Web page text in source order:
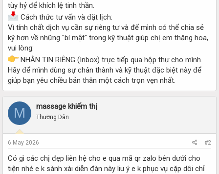
tùy hỷ để khích lệ tinh thần.
Cách thức tư vấn và đặt lịch:
Vì tính chất dịch vụ cần sự riêng tư và để mình có thể chia sẻ
kỹ hơn về những "bí mật" trong kỹ thuật giúp chị em thăng hoa,
vui lòng:
NHẮN TIN RIÊNG (Inbox) trực tiếp qua hộp thư cho mình.
Hãy để mình dùng sự chân thành và kỹ thuật đặc biệt này để
giúp bạn yêu chiều bản thân một cách trọn vẹn nhất.
M massage khiếm thị
Thường Dân
6 May 2026 #2
Có gì các chị đẹp liên hệ cho e qua mã qr zalo bên dưới cho
tiện nhé e k sành xài diễn đàn này liu ý e k phục vụ cặp dôi chỉ